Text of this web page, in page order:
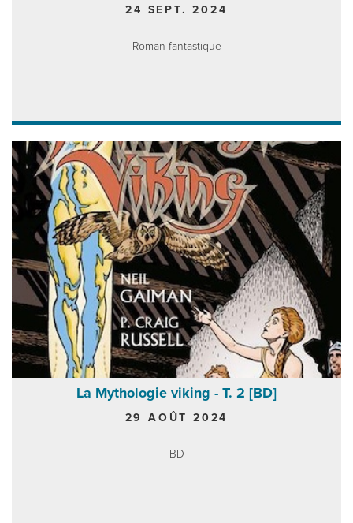
24 SEPT. 2024
Roman fantastique
La Mythologie viking - T. 2 [BD]
29 AOÛT 2024
BD